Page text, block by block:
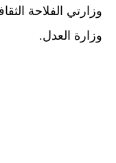
وزارتي الفلاحة
وزارة العدل.